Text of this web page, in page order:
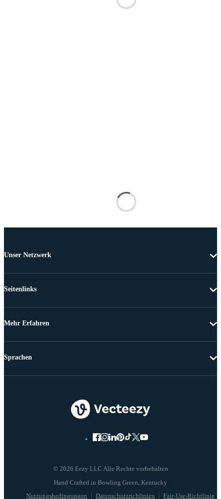
Unser Netzwerk
Seitenlinks
Mehr Erfahren
© 2026 Eezy LLC Alle Rechte vorbehalten
Nutzungsbedingungen Datenschutzrichlinien Fair-Use-Richtlinie
Sprachen